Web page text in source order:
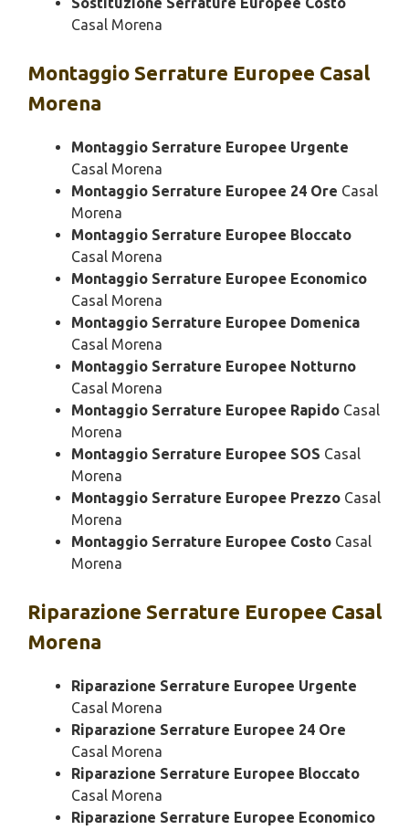
Casal Morena
Montaggio Serrature Europee Casal
Morena
Montaggio Serrature Europee Urgente
Casal Morena
Montaggio Serrature Europee 24 Ore Casal
Morena
Montaggio Serrature Europee Bloccato
Casal Morena
Montaggio Serrature Europee Economico
Casal Morena
Montaggio Serrature Europee Domenica
Casal Morena
Montaggio Serrature Europee Notturno
Casal Morena
Montaggio Serrature Europee Rapido Casal
Morena
Montaggio Serrature Europee SOS Casal
Morena
Montaggio Serrature Europee Prezzo Casal
Morena
Montaggio Serrature Europee Costo Casal
Morena
Riparazione Serrature Europee Casal
Morena
Riparazione Serrature Europee Urgente
Casal Morena
Riparazione Serrature Europee 24 Ore
Casal Morena
Riparazione Serrature Europee Bloccato
Casal Morena
Riparazione Serrature Europee Economico